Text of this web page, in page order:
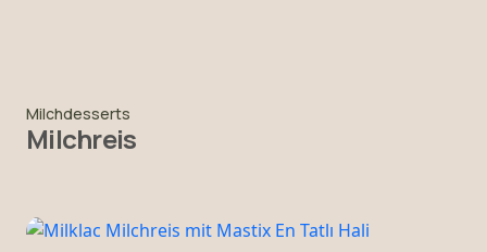
Milchdesserts
Milchreis